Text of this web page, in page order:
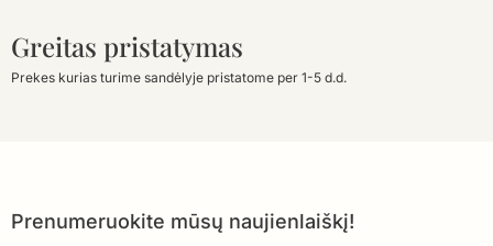
Greitas pristatymas
Prekes kurias turime sandėlyje pristatome per 1-5 d.d.
Prenumeruokite mūsų naujienlaiškį!